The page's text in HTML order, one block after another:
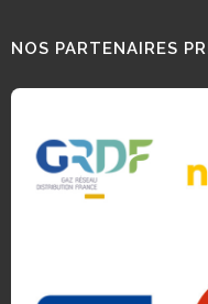
NOS PARTENAIRES